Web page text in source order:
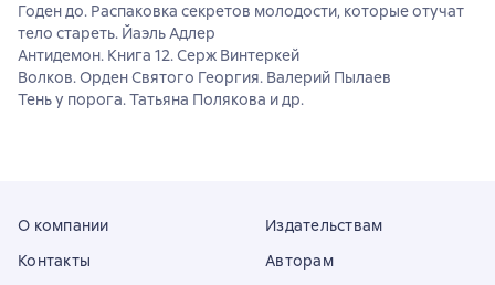
Годен до. Распаковка секретов молодости, которые отучат
тело стареть. Йаэль Адлер
Антидемон. Книга 12. Серж Винтеркей
Волков. Орден Святого Георгия. Валерий Пылаев
Тень у порога. Татьяна Полякова и др.
О компании
Контакты
Издательствам
Авторам